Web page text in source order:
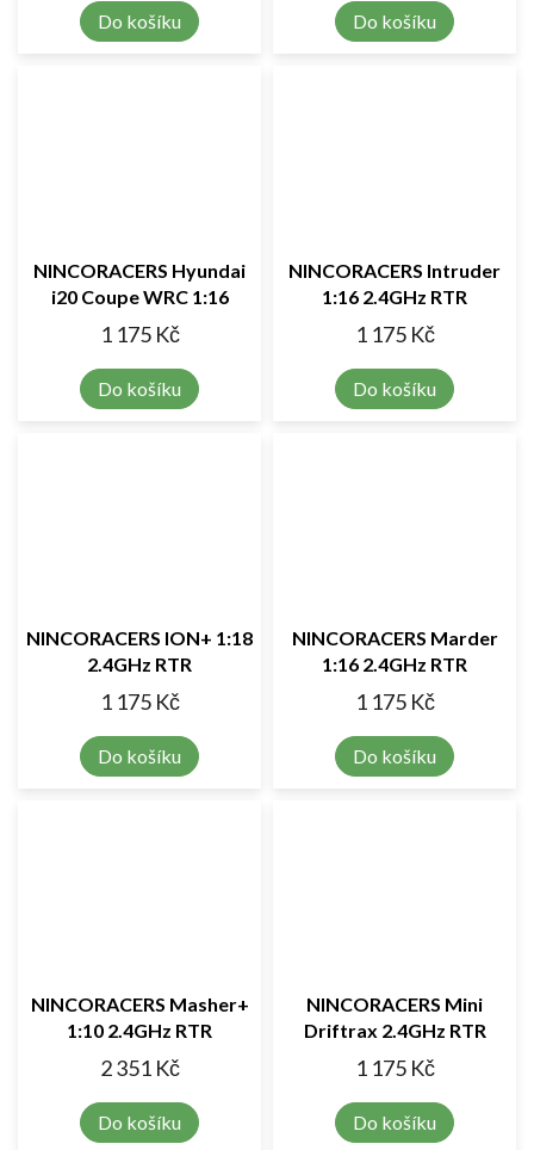
Do košíku Do košíku
NINCORACERS Hyundai
i20 Coupe WRC 1:16
2.4GHz RTR
1 175 Kč
Do košíku
NINCORACERS Intruder
1:16 2.4GHz RTR
1 175 Kč
Do košíku
NINCORACERS ION+ 1:18
2.4GHz RTR
1 175 Kč
Do košíku
NINCORACERS Marder
1:16 2.4GHz RTR
1 175 Kč
Do košíku
NINCORACERS Masher+
1:10 2.4GHz RTR
2 351 Kč
Do košíku
NINCORACERS Mini
Driftrax 2.4GHz RTR
1 175 Kč
Do košíku